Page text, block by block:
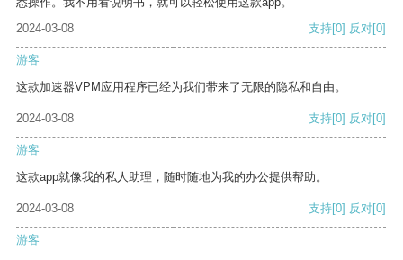
2024-03-08
支持[0] 反对[0]
游客
这款加速器VPM应用程序已经为我们带来了无限的隐私和自由。
2024-03-08 支持[0] 反对[0]
游客
这款app就像我的私人助理，随时随地为我的办公提供帮助。
2024-03-08 支持[0] 反对[0]
游客